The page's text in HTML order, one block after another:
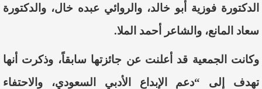
الدكتورة فوزية أبو خالد، والروائي عبده خال، والدكتورة
سعاد المانع، والشاعر أحمد الملا.
وكانت الجمعية قد أعلنت عن جائزتها سابقاً، وذكرت أنها
تهدف إلى “دعم الإبداع الأدبي السعودي، والاحتفاء